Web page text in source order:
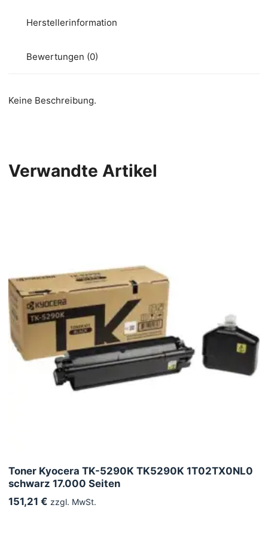
Herstellerinformation
Bewertungen (0)
Keine Beschreibung.
Verwandte Artikel
Toner Kyocera TK-5290K TK5290K 1T02TX0NL0
schwarz 17.000 Seiten
151,21 € zzgl. MwSt.